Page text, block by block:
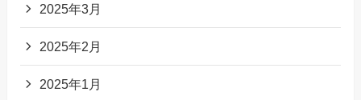
2025年3月
2025年2月
2025年1月